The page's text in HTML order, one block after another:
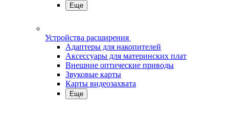
Еще
Устройства расширения
Адаптеры для накопителей
Аксессуары для материнских плат
Внешние оптические приводы
Звуковые карты
Карты видеозахвата
Еще